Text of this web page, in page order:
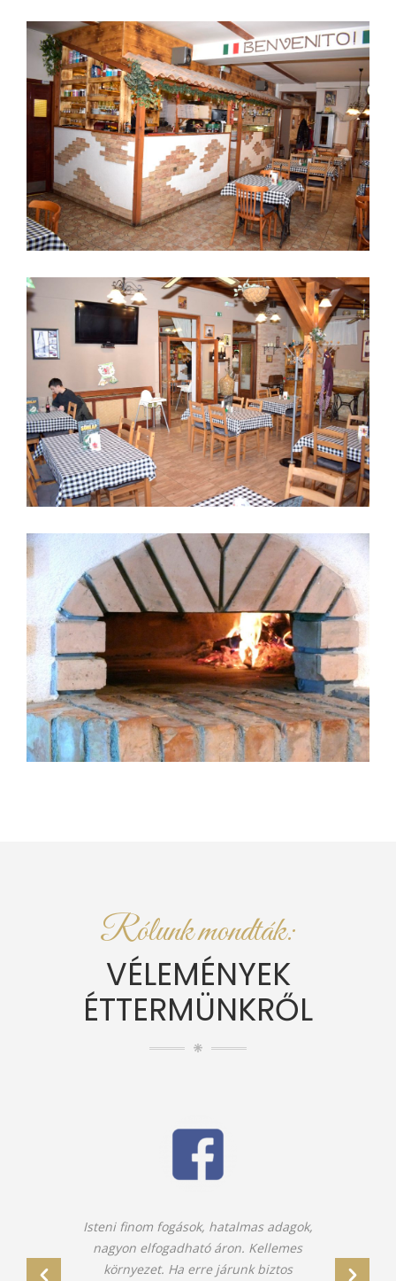
Rólunk mondták:
VÉLEMÉNYEK
ÉTTERMÜNKRŐL
Isteni finom fogások, hatalmas adagok,
nagyon elfogadható áron. Kellemes
környezet. Ha erre járunk biztos